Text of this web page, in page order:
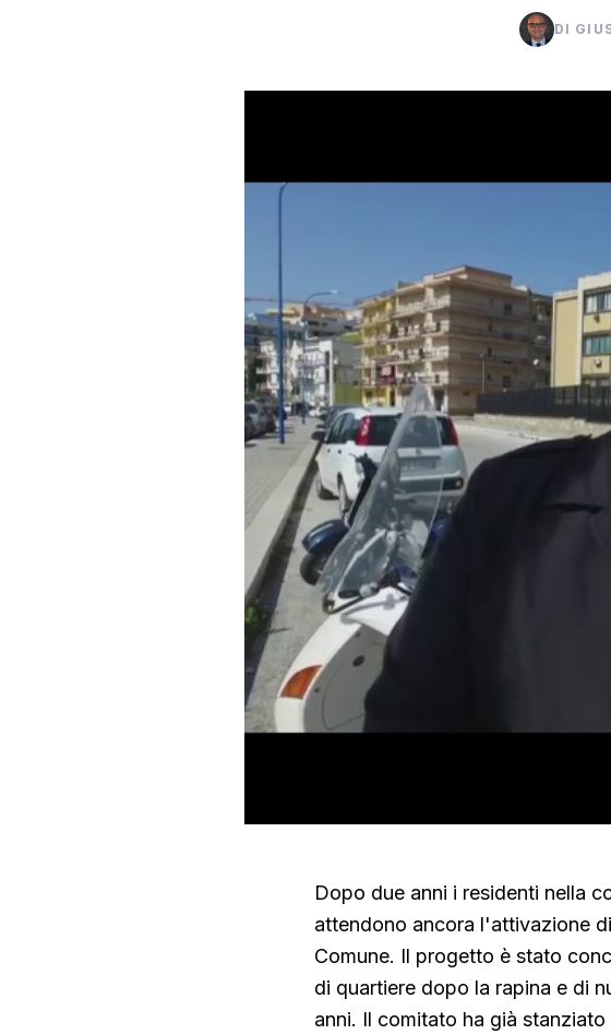
DI
Dopo due anni i residenti nella
attendono ancora l'attivazione
Comune. Il progetto è stato
di quartiere dopo la rapina e di
anni. Il comitato ha già